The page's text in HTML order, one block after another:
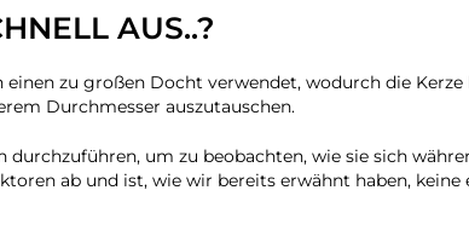
AUS..?
zu großen Docht verwendet, wodurch die Kerze
Durchmesser auszutauschen.
um zu beobachten, wie sie sich
ab und ist, wie wir bereits erwähnt haben, keine